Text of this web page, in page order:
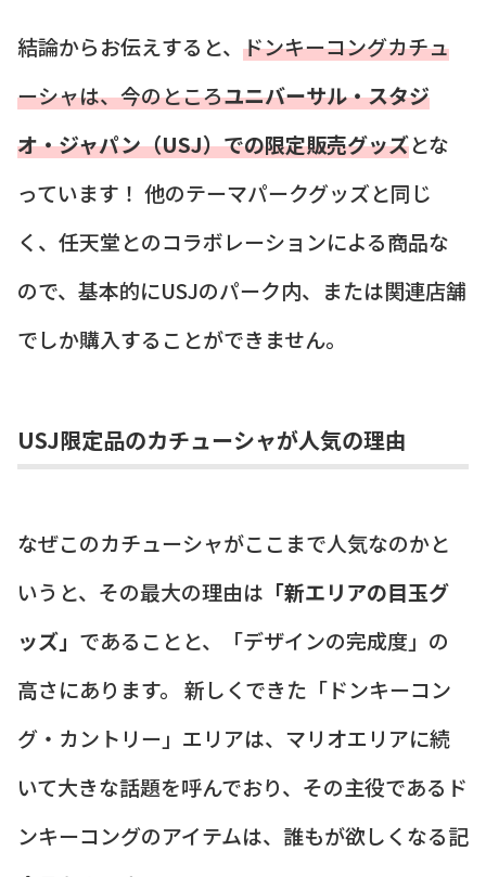
結論からお伝えすると、 ドンキーコングカチュ
ーシャは、今のところユニバーサル・スタジ
オ・ジャパン（USJ）での限定販売グッズとな
っています！ 他のテーマパークグッズと同じ
く、任天堂とのコラボレーションによる商品な
ので、基本的にUSJのパーク内、または関連店舗
でしか購入することができません。
USJ限定品のカチューシャが人気の理由
なぜこのカチューシャがここまで人気なのかと
いうと、その最大の理由は 「新エリアの目玉グ
ッズ」 であることと、「デザインの完成度」の
高さにあります。 新しくできた「ドンキーコン
グ・カントリー」エリアは、マリオエリアに続
いて大きな話題を呼んでおり、その主役であるド
ンキーコングのアイテムは、誰もが欲しくなる記